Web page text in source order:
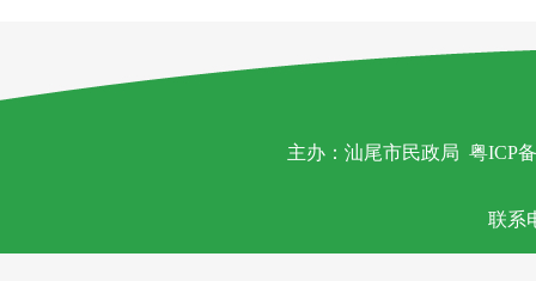
主办：汕尾市民政局 粤ICP
联系